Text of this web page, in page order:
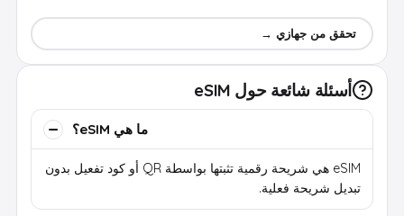
تحقق من جهازي →
أسئلة شائعة حول eSIM
ما هي eSIM؟
eSIM هي شريحة رقمية تثبتها بواسطة QR أو كود تفعيل بدون
تبديل شريحة فعلية.